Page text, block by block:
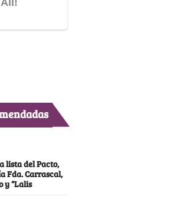
lista del Pacto,
Fda. Carrascal,
y “Lalis